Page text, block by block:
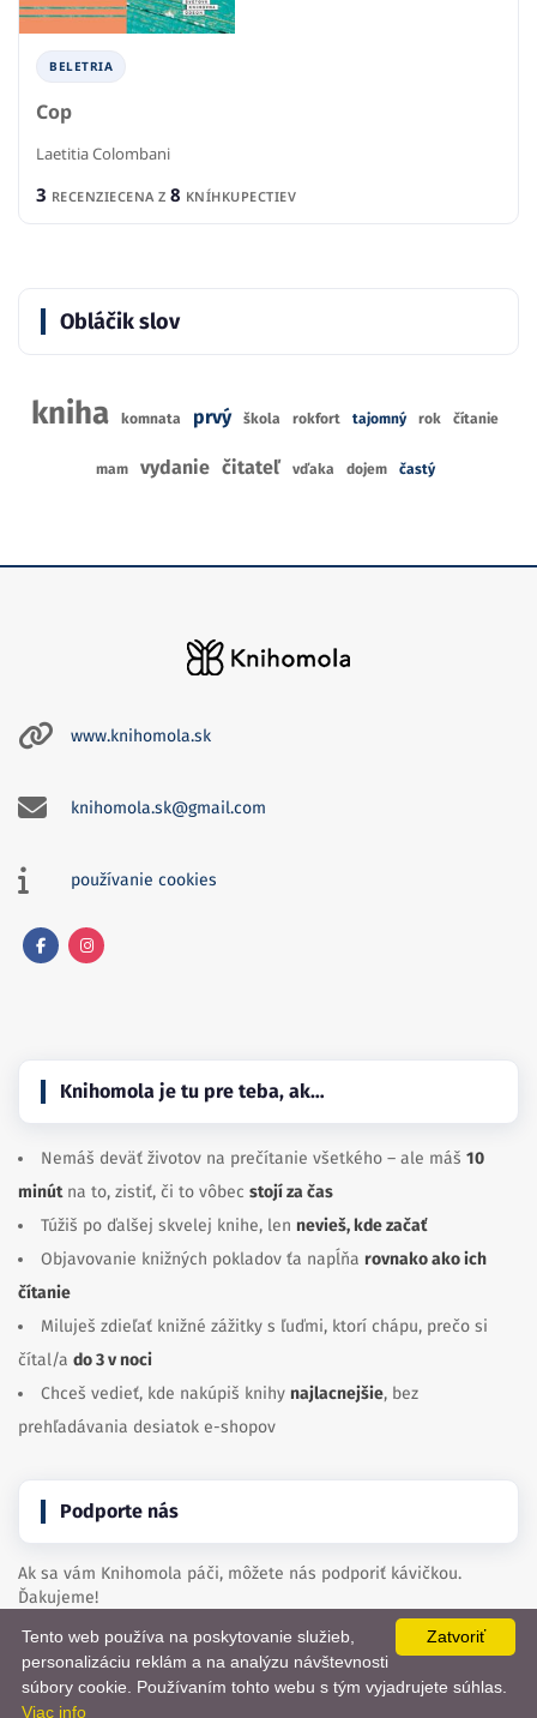
BELETRIA
Cop
Laetitia Colombani
3 RECENZIECENA Z 8 KNÍHKUPECTIEV
Obláčik slov
kniha komnata prvý škola rokfort tajomný rok čítanie
mam vydanie čitateľ vďaka dojem častý
www.knihomola.sk
knihomola.sk@gmail.com
používanie cookies
Knihomola je tu pre teba, ak…
Nemáš deväť životov na prečítanie všetkého – ale máš 10
minútna to, zistiť, či to vôbec stojí za čas
Túžiš po ďalšej skvelej knihe, len nevieš, kde začať
Objavovanie knižných pokladov ťa napĺňa rovnako ako ich
čítanie
Miluješ zdieľať knižné zážitky s ľuďmi, ktorí chápu, prečo si
čítal/a do 3 v noci
Chceš vedieť, kde nakúpiš knihy najlacnejšie, bez
prehľadávania desiatok e-shopov
Podporte nás
Ak sa vám Knihomola páči, môžete nás podporiť kávičkou.
Ďakujeme!
Kúpte nám kávu 📨
Zatvoriť
Tento web používa na poskytovanie služieb,
personalizáciu reklám a na analýzu návštevnosti
súbory cookie. Používaním tohto webu s tým vyjadrujete súhlas.
Viac info